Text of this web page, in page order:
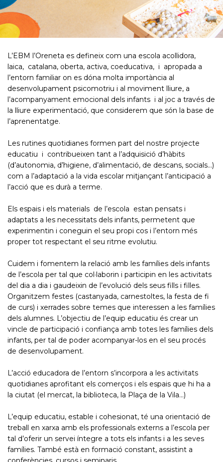
L’EBM l’Oreneta es defineix com una escola acollidora,
laica, catalana, oberta, activa, coeducativa, i apropada a
l’entorn familiar on es dóna molta importància al
desenvolupament psicomotriu i al moviment lliure, a
l’acompanyament emocional dels infants i al joc a través de
la lliure experimentació, que considerem que són la base de
l’aprenentatge.
Les rutines quotidianes formen part del nostre projecte
educatiu i contribueixen tant a l’adquisició d’hàbits
(d’autonomia, d’higiene, d’alimentació, de descans, socials...)
com a l’adaptació a la vida escolar mitjançant l’anticipació a
l’acció que es durà a terme.
Els espais i els materials de l’escola estan pensats i
adaptats a les necessitats dels infants, permetent que
experimentin i coneguin el seu propi cos i l’entorn més
proper tot respectant el seu ritme evolutiu.
Cuidem i fomentem la relació amb les famílies dels infants
de l’escola per tal que col·laborin i participin en les activitats
del dia a dia i gaudeixin de l’evolució dels seus fills i filles.
Organitzem festes (castanyada, carnestoltes, la festa de fi
de curs) i xerrades sobre temes que interessen a les famílies
dels alumnes. L’objectiu de l’equip educatiu és crear un
vincle de participació i confiança amb totes les famílies dels
infants, per tal de poder acompanyar-los en el seu procés
de desenvolupament.
L’acció educadora de l’entorn s’incorpora a les activitats
quotidianes aprofitant els comerços i els espais que hi ha a
la ciutat (el mercat, la biblioteca, la Plaça de la Vila…)
L’equip educatiu, estable i cohesionat, té una orientació de
treball en xarxa amb els professionals externs a l’escola per
tal d’oferir un servei íntegre a tots els infants i a les seves
famílies. També està en formació constant, assistint a